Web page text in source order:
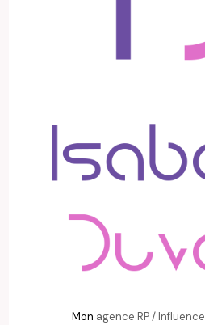
Mon agence RP / Influence